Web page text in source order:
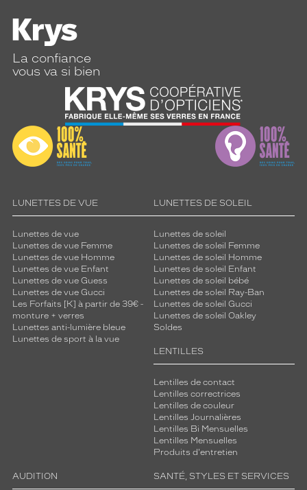
La confiance
vous va si bien
LUNETTES DE VUE
Lunettes de vue
Lunettes de vue Femme
Lunettes de vue Homme
Lunettes de vue Enfant
Lunettes de vue Guess
Lunettes de vue Gucci
Les Forfaits [K] à partir de 39€ -
monture + verres
Lunettes anti-lumière bleue
Lunettes de sport à la vue
LUNETTES DE SOLEIL
Lunettes de soleil
Lunettes de soleil Femme
Lunettes de soleil Homme
Lunettes de soleil Enfant
Lunettes de soleil bébé
Lunettes de soleil Ray-Ban
Lunettes de soleil Gucci
Lunettes de soleil Oakley
Soldes
LENTILLES
Lentilles de contact
Lentilles correctrices
Lentilles de couleur
Lentilles Journalières
Lentilles Bi Mensuelles
Lentilles Mensuelles
Produits d'entretien
AUDITION SANTÉ, STYLES ET SERVICES